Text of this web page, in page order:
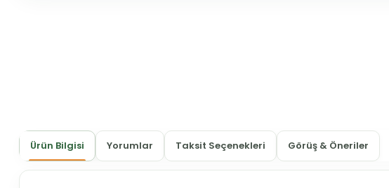
Ürün Bilgisi Yorumlar Taksit Seçenekleri Görüş & Öneriler